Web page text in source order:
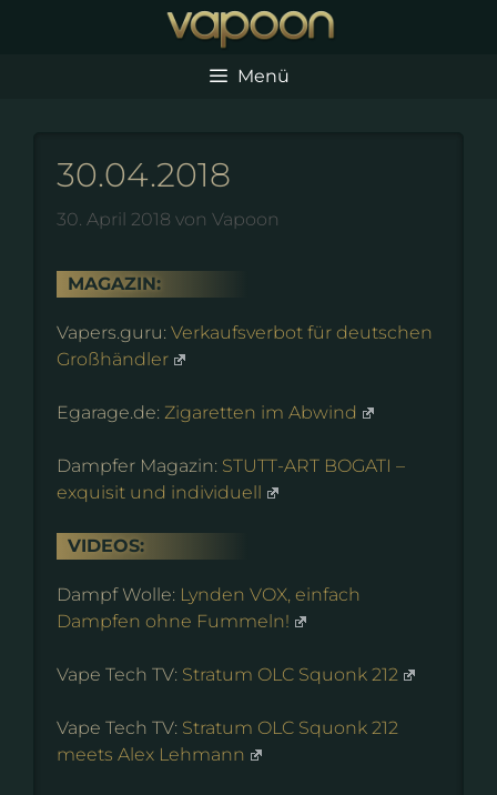
Menü
30.04.2018
30. April 2018 von Vapoon
MAGAZIN:
Vapers.guru: Verkaufsverbot für deutschen
Großhändler
Egarage.de: Zigaretten im Abwind
Dampfer Magazin: STUTT-ART BOGATI –
exquisit und individuell
VIDEOS:
Dampf Wolle: Lynden VOX, einfach
Dampfen ohne Fummeln!
Vape Tech TV: Stratum OLC Squonk 212
Vape Tech TV: Stratum OLC Squonk 212
meets Alex Lehmann